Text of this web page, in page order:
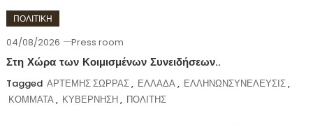
ΠΟΛΙΤΙΚΗ
04/08/2026 Press room
Στη Χώρα των Κοιμισμένων Συνειδήσεων..
Tagged ΑΡΤΕΜΗΣ ΣΩΡΡΑΣ, ΕΛΛΑΔΑ, ΕΛΛΗΝΩΝΣΥΝΕΛΕΥΣΙΣ,
ΚΟΜΜΑΤΑ, ΚΥΒΕΡΝΗΣΗ, ΠΟΛΙΤΗΣ